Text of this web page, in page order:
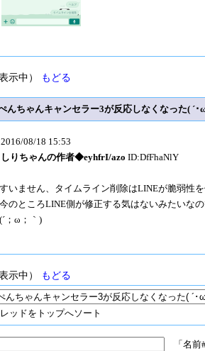
示中） もどる
んちゃんキャンセラー3が反応しなくなった( ´･
08/18 15:53
しりちゃんの作者◆eyhfrI/azo ID:DfFhaNlY
すいません、タイムライン削除はLINEが脆弱性
今のところLINE側が修正する気はないみたいな
(´；ω；｀)
示中） もどる
ッドをトップへソート
「名前